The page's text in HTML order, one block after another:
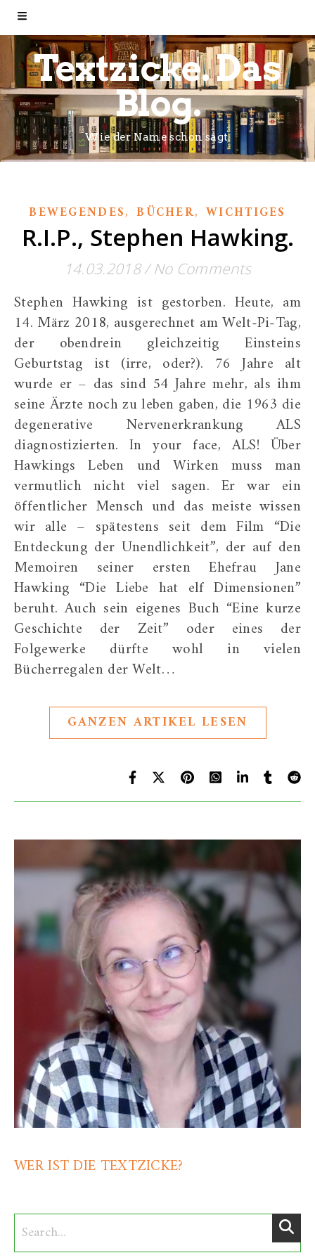
Textzicke. Das
Blog.
Wie der Name schon sagt.
BEWEGENDES,BÜCHER,WICHTIGES
R.I.P., Stephen Hawking.
14.03.2018/ No Comments
Stephen Hawking ist gestorben. Heute, am
14. März 2018, ausgerechnet am Welt-Pi-Tag,
der obendrein gleichzeitig Einsteins
Geburtstag ist (irre, oder?). 76 Jahre alt
wurde er – das sind 54 Jahre mehr, als ihm
seine Ärzte noch zu leben gaben, die 1963 die
degenerative Nervenerkrankung ALS
diagnostizierten. In your face, ALS! Über
Hawkings Leben und Wirken muss man
vermutlich nicht viel sagen. Er war ein
öffentlicher Mensch und das meiste wissen
wir alle – spätestens seit dem Film “Die
Entdeckung der Unendlichkeit”, der auf den
Memoiren seiner ersten Ehefrau Jane
Hawking “Die Liebe hat elf Dimensionen”
beruht. Auch sein eigenes Buch “Eine kurze
Geschichte der Zeit” oder eines der
Folgewerke dürfte wohl in vielen
Bücherregalen der Welt…
GANZEN ARTIKEL LESEN
WER IST DIE TEXTZICKE?